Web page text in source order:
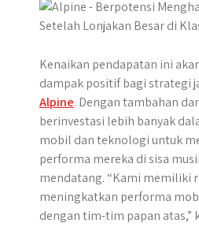
Kenaikan pendapatan ini
dampak positif bagi strategi
Alpine. Dengan tambahan
berinvestasi lebih banyak
mobil dan teknologi untuk
performa mereka di sisa
mendatang. “Kami memiliki
meningkatkan performa
dengan tim-tim papan atas,”